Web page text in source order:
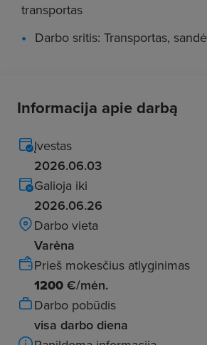
transportas
Darbo sritis: Transportas,
Informacija apie darbą
Įvestas
2026.06.03
Galioja iki
2026.06.26
Darbo vieta
Varėna
Prieš mokesčius atlyginimas
1200 €/mėn.
Darbo pobūdis
visa darbo diena